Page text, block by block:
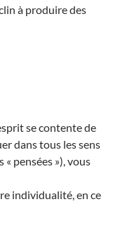
à produire des
se contente de
dans tous les sens
pensées »), vous
individualité, en ce